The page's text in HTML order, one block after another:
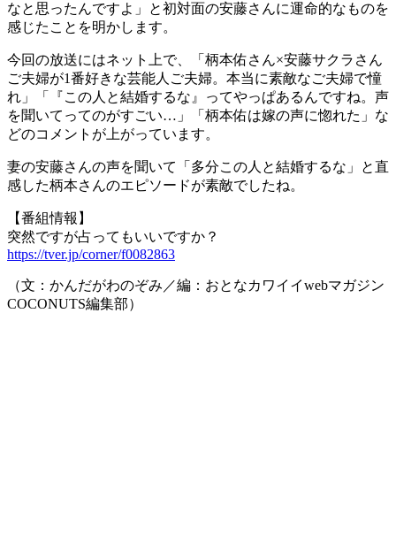
なと思ったんですよ」と初対面の安藤さんに運命的なものを
感じたことを明かします。
今回の放送にはネット上で、「柄本佑さん×安藤サクラさん
ご夫婦が1番好きな芸能人ご夫婦。本当に素敵なご夫婦で憧
れ」「『この人と結婚するな』ってやっぱあるんですね。声
を聞いてってのがすごい…」「柄本佑は嫁の声に惚れた」な
どのコメントが上がっています。
妻の安藤さんの声を聞いて「多分この人と結婚するな」と直
感した柄本さんのエピソードが素敵でしたね。
【番組情報】
突然ですが占ってもいいですか？
https://tver.jp/corner/f0082863
（文：かんだがわのぞみ／編：おとなカワイイwebマガジン
COCONUTS編集部）